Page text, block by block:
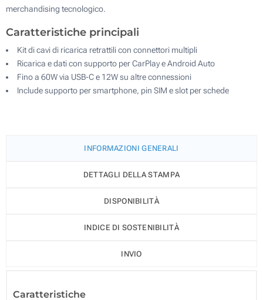
merchandising tecnologico.
Caratteristiche principali
Kit di cavi di ricarica retrattili con connettori multipli
Ricarica e dati con supporto per CarPlay e Android Auto
Fino a 60W via USB-C e 12W su altre connessioni
Include supporto per smartphone, pin SIM e slot per schede
INFORMAZIONI GENERALI
DETTAGLI DELLA STAMPA
DISPONIBILITÀ
INDICE DI SOSTENIBILITÀ
INVIO
Caratteristiche